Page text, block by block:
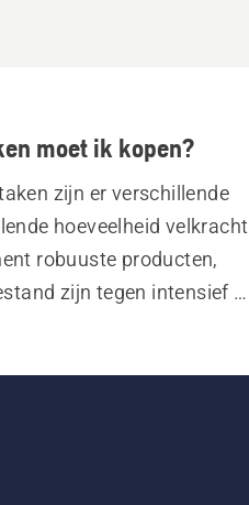
moet ik kopen?
zijn er verschillende
hoeveelheid velkracht
robuuste producten,
zijn tegen intensief